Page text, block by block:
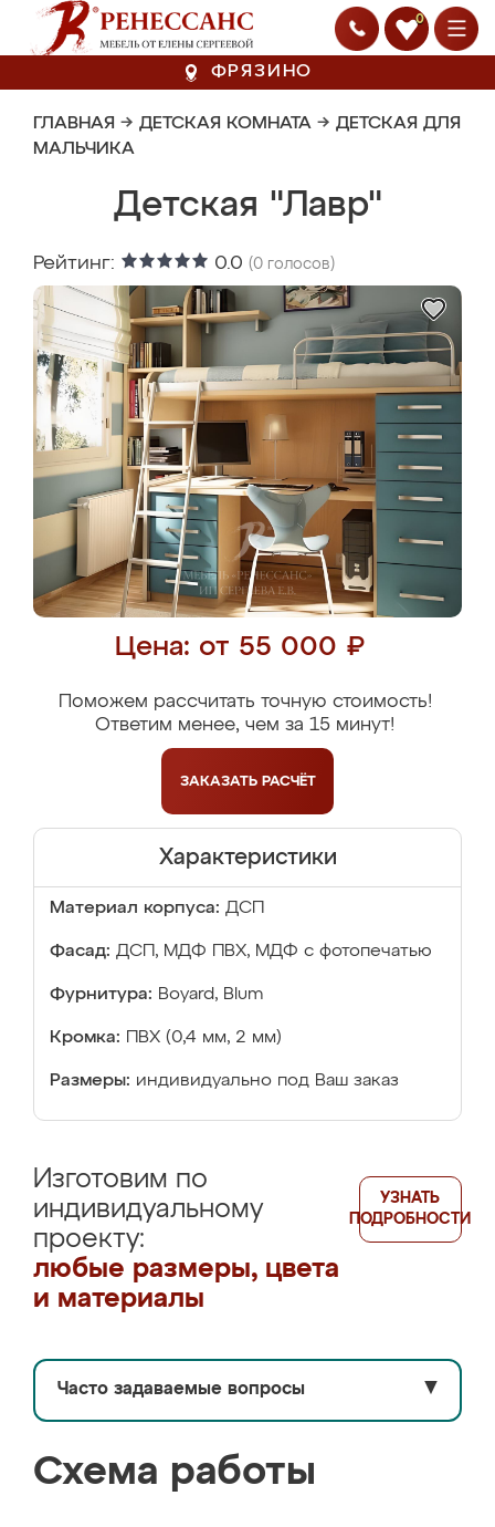
0
ФРЯЗИНО
ГЛАВНАЯ → ДЕТСКАЯ КОМНАТА → ДЕТСКАЯ ДЛЯ
МАЛЬЧИКА
Детская "Лавр"
Рейтинг: 0.0 (0 голосов)
Цена: от 55 000 ₽
Поможем рассчитать точную стоимость!
Ответим менее, чем за 15 минут!
ЗАКАЗАТЬ РАСЧЁТ
Характеристики
Материал корпуса: ДСП
Фасад: ДСП, МДФ ПВХ, МДФ с фотопечатью
Фурнитура: Boyard, Blum
Кромка: ПВХ (0,4 мм, 2 мм)
Размеры: индивидуально под Ваш заказ
Изготовим по
индивидуальному
проекту:
любые размеры, цвета
и материалы
УЗНАТЬ
ПОДРОБНОСТИ
Часто задаваемые вопросы ▼
Схема работы